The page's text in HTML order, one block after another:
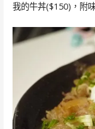
我的牛丼($150)，附